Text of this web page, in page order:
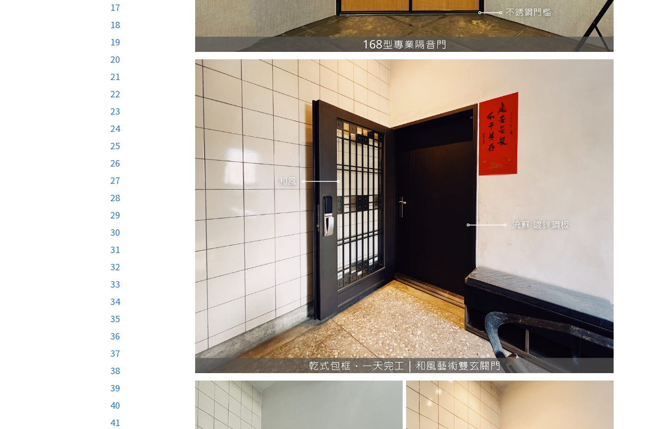
17
18
19
20
21
22
23
24
25
26
27
28
29
30
31
32
33
34
35
36
37
38
39
40
41